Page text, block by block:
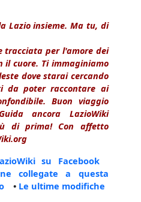
Lazio insieme. Ma tu, di
tracciata per l'amore dei
il cuore. Ti immaginiamo
dove starai cercando
da poter raccontare ai
Buon viaggio
ancora LazioWiki
di prima! Con affetto
su Facebook
collegate a questa
• Le ultime modifiche